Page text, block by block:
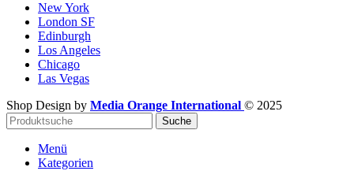
New York
London SF
Edinburgh
Los Angeles
Chicago
Las Vegas
Shop Design by Media Orange International © 2025
Suche
Menü
Kategorien